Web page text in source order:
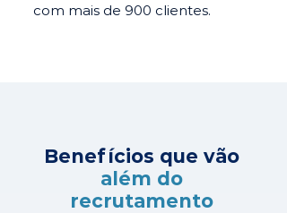
com mais de 900 clientes.
Benefícios que vão
além do
recrutamento